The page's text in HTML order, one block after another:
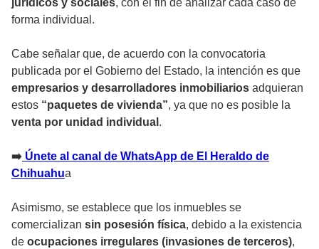
forma individual.
Cabe señalar que, de acuerdo con la convocatoria
publicada por el Gobierno del Estado, la intención es que
empresarios y desarrolladores inmobiliarios adquieran
estos “paquetes de vivienda”, ya que no es posible la
venta por unidad individual .
➡️ Únete al canal de WhatsApp de El Heraldo de
Chihuahua
Asimismo, se establece que los inmuebles se
comercializan sin posesión física, debido a la existencia
de ocupaciones irregulares (invasiones de terceros),